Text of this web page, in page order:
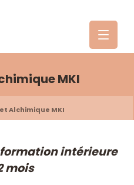
MKI
Alchimique MKI
intérieure
mois